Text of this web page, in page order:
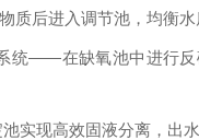
质后进入调节池，均衡水
统——在缺氧池中进行反
实现高效固液分离，出